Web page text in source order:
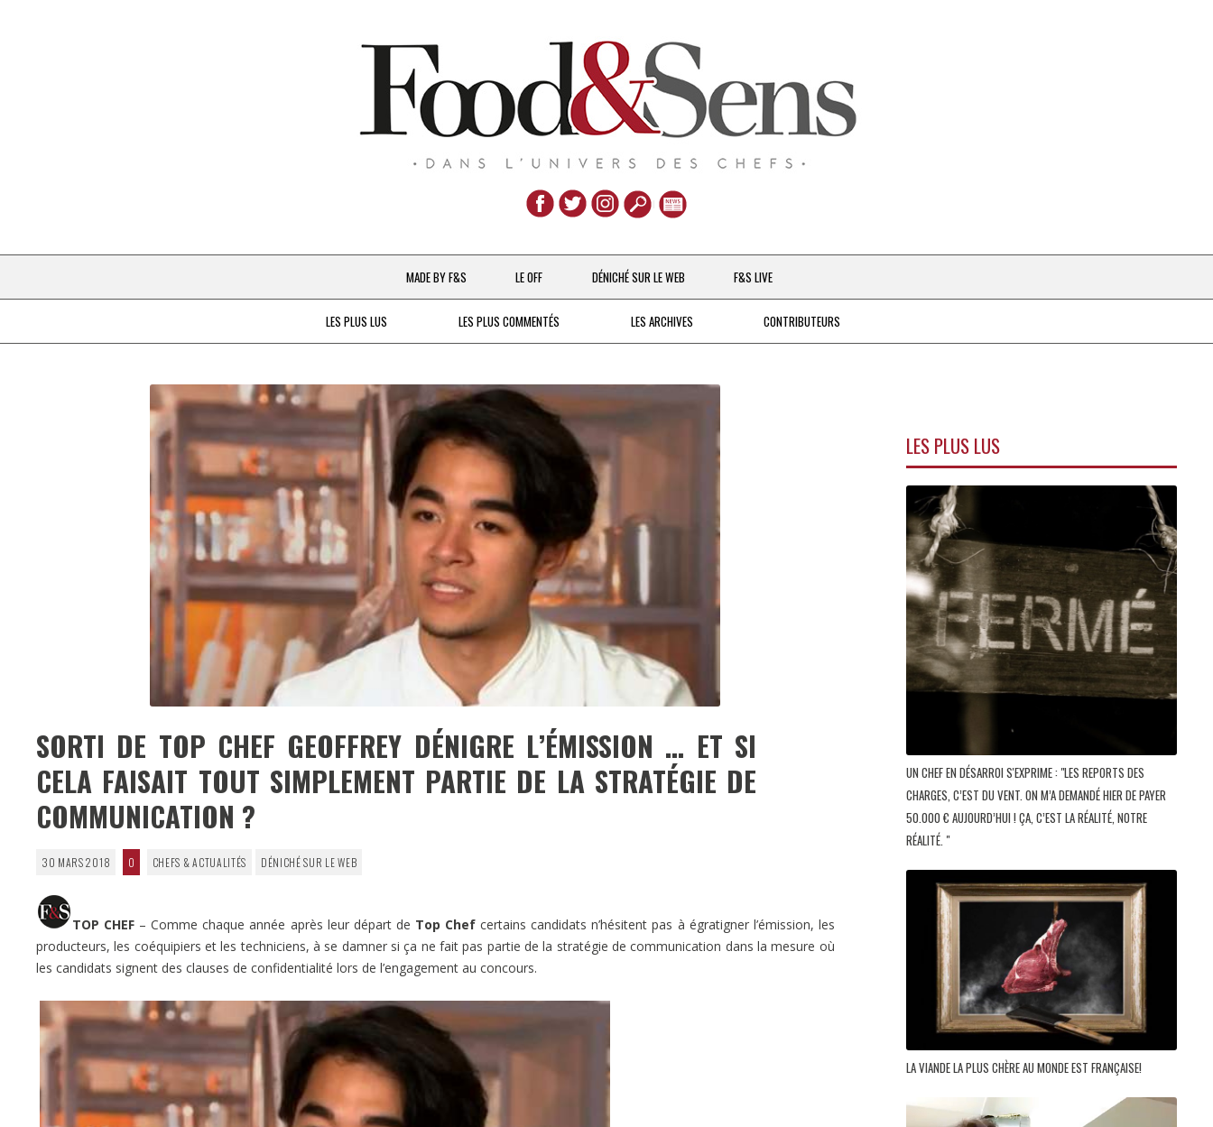
Aller
au
contenu
MADE BY F&S
CHEFS & ACTUALITÉS
À LA PETITE CUILLÈRE
V…DE VOYAGE
LE OFF DÉNICHÉ SUR LE WEB F&S LIVE
LES PLUS LUS LES PLUS COMMENTÉS LES ARCHIVES CONTRIBUTEURS
SORTI DE TOP CHEF GEOFFREY DÉNIGRE L’ÉMISSION … ET SI
CELA FAISAIT TOUT SIMPLEMENT PARTIE DE LA STRATÉGIE DE
COMMUNICATION ?
30 MARS 2018 0 CHEFS & ACTUALITÉS DÉNICHÉ SUR LE WEB
TOP CHEF – Comme chaque année après leur départ de Top Chef certains candidats n’hésitent pas à égratigner l’émission, les
producteurs, les coéquipiers et les techniciens, à se damner si ça ne fait pas partie de la stratégie de communication dans la mesure où
les candidats signent des clauses de confidentialité lors de l’engagement au concours.
LES PLUS LUS
UN CHEF EN DÉSARROI S'EXPRIME : "LES REPORTS DES
CHARGES, C’EST DU VENT. ON M’A DEMANDÉ HIER DE PAYER
50.000 € AUJOURD’HUI ! ÇA, C’EST LA RÉALITÉ, NOTRE
RÉALITÉ. "
LA VIANDE LA PLUS CHÈRE AU MONDE EST FRANÇAISE!